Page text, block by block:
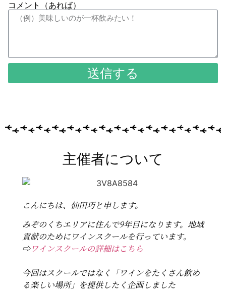
コメント（あれば）
送信する
主催者について
こんにちは、仙田巧と申します。
みぞのくちエリアに住んで9年目になります。地域
貢献のためにワインスクールを行っています。
⇨ワインスクールの詳細はこちら
今回はスクールではなく「ワインをたくさん飲め
る楽しい場所」を提供したく企画しました